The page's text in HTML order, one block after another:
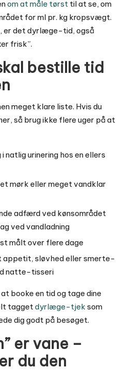
om at måle tørst til at se, om
for ml pr. kg kropsvægt.
er det dyrlæge-tid, også
frisk”.
bestille tid
meget klare liste. Hvis du
så brug ikke flere uger på at
natlig urinering hos en ellers
mørk eller meget vandklar
adfærd ved kønsområdet
ved vandladning
målt over flere dage
sløvhed eller smerte-
natte-tisseri
booke en tid og tage dine
taggetdyrlæge-tjek som
dig godt på besøget.
er vane –
du den